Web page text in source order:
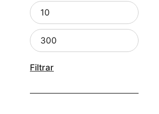
Filtrar